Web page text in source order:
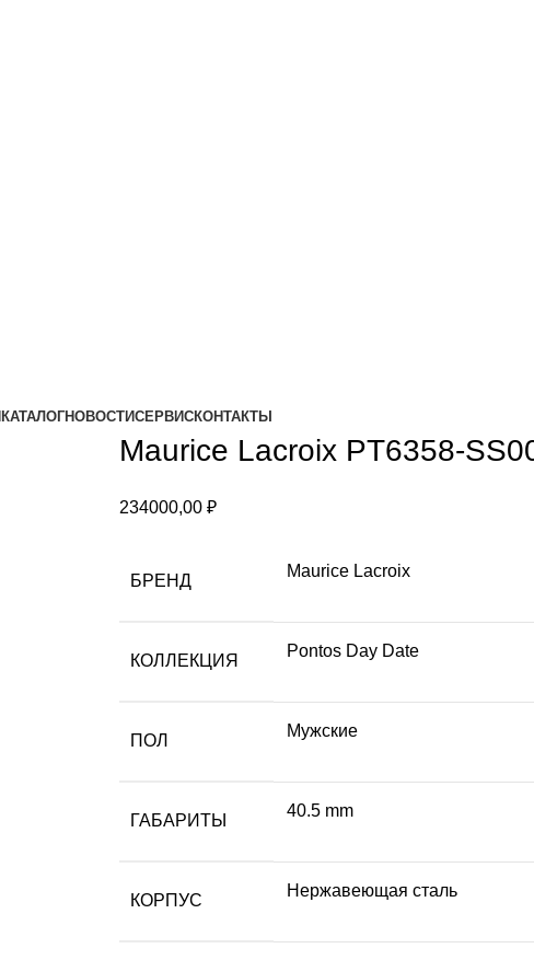
КАТАЛОГНОВОСТИСЕРВИСКОНТАКТЫ
Maurice Lacroix PT6358-
234000,00 ₽
БРЕНД
Maurice Lacroix
КОЛЛЕКЦИЯ
Pontos Day Date
ПОЛ
Мужские
ГАБАРИТЫ
40.5 mm
КОРПУС
Hержавеющая сталь